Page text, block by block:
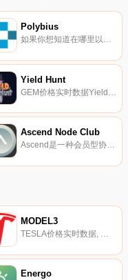
Polybius
如果你想知道在哪里以当前价格购买PolyPLBTus,目前交易{PolyPLBTus]股票的顶级加密货币交易所是YoBit和Mercatox。您可以在我们的加密货币交易所页面上找到其他列表。PolyPLBTus称自己是一家ICO资助的公司,是OSOM应用程序开发的幕后推手.
Yield Hunt
Ascend Node Club
Ascend是一种会员型协议,使您能够通过节点技术、NFT和MetaFund利润分享来赚取被动收入流。我们提出了一个独特的代币组学和节点奖励系统,将确保项目的寿命,使我们能够实现可持续性和长期成功。Ascend节点持有者将有两个收入来源,包括节点奖励和我们的MetaFund计划的二级收入来源.
MODEL3
Energo